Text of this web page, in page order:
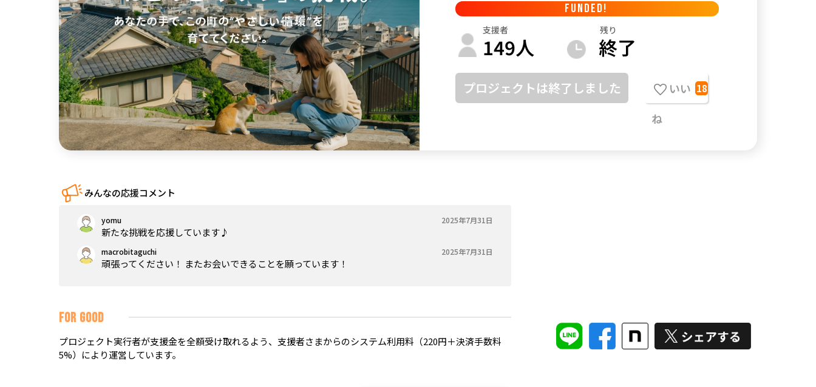
四国 徳島 香川 愛媛
九州・沖縄 福岡 佐賀 長崎 熊本 大分 鹿児島 沖縄
FUNDED!
支援者
149人
残り
終了
プロジェクトは終了しました
いい
ね
18
みんなの応援コメント
yomu 2025年7月31日
新たな挑戦を応援しています♪
macrobitaguchi 2025年7月31日
頑張ってください！ またお会いできることを願っています！
FOR GOOD
プロジェクト実行者が支援金を全額受け取れるよう、支援者さまからのシステム利用料（220円＋決済手数料
5%）により運営しています。